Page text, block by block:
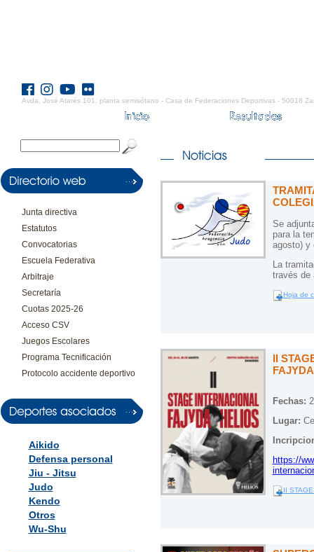
Avda. José Atarés 101. planta semisótano - Casa de Federaciones Deportivas - 50018
Junta directiva
Estatutos
Convocatorias
Escuela Federativa
Arbitraje
Secretaría
Cuotas 2025-26
Acceso CSV
Juegos Escolares
Programa Tecnificación
Protocolo accidente deportivo
Aikido
Defensa personal
Jiu - Jitsu
Judo
Kendo
Otros
Wu-Shu
Se
para la
agosto) y
La
través de
Hoja de
II
FAJYDA
Fechas:
Lugar:
https://
II